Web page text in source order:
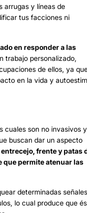
arrugas y líneas de
tus facciones ni
en responder a las
trabajo personalizado,
de ellos, ya
en la vida y
cuales son no invasivos y
buscan dar un aspecto
entrecejo, frente y patas
que permite atenuar las
determinadas señales
lo cual produce que